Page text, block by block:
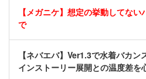
【メガニケ】想定の挙動してな
で
【ネバエバ】Ver1.3で水着バカ
インストーリー展開との温度差を